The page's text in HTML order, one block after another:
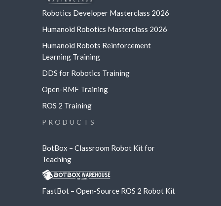
Robotics Developer Masterclass 2026
Humanoid Robotics Masterclass 2026
Humanoid Robots Reinforcement
Learning Training
DDS for Robotics Training
Open-RMF Training
ROS 2 Training
PRODUCTS
BotBox – Classroom Robot Kit for
Teaching
FastBot – Open-Source ROS 2 Robot Kit